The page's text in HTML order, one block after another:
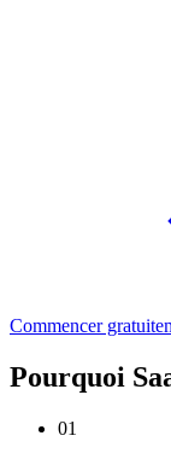
Commencer
Pourquoi
01